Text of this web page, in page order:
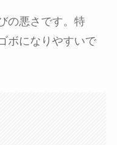
の悪さです。特
ボになりやすいで